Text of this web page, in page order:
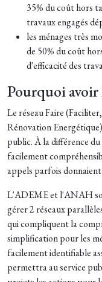
35% du coût hors
travaux engagés
les ménages très
de 50% du coût
d'efficacité des
Pourquoi avoir
Le réseau Faire
Rénovation
public. À la différence
facilement
appels parfois
L'ADEME et l'ANAH
gérer 2 réseaux
qui compliquent la
simplification pour les
facilement identifiable
permettra au service